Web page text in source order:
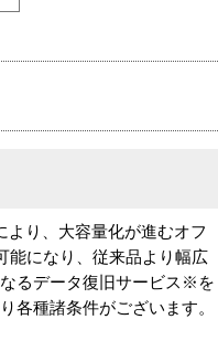
より、大容量化が進むオフ
能になり、従来品より幅広
るデータ復旧サービス※を
各種諸条件がございます。